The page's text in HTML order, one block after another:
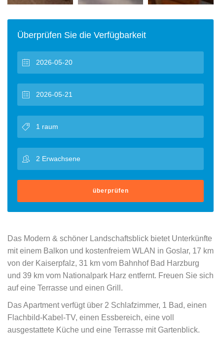
Überprüfen Sie die Verfügbarkeit
überprüfen
Das Modern & schöner Landschaftsblick bietet Unterkünfte
mit einem Balkon und kostenfreiem WLAN in Goslar, 17 km
von der Kaiserpfalz, 31 km vom Bahnhof Bad Harzburg
und 39 km vom Nationalpark Harz entfernt. Freuen Sie sich
auf eine Terrasse und einen Grill.
Das Apartment verfügt über 2 Schlafzimmer, 1 Bad, einen
Flachbild-Kabel-TV, einen Essbereich, eine voll
ausgestattete Küche und eine Terrasse mit Gartenblick.